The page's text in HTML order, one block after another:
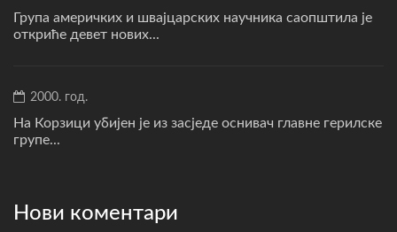
Група америчких и швајцарских научника саопштила је
откриће девет нових...
2000. год.
На Корзици убијен је из засједе оснивач главне герилске
групе...
Нови коментари